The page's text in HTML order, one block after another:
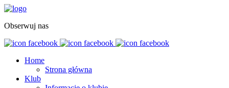
Obserwuj nas
Home
Strona główna
Klub